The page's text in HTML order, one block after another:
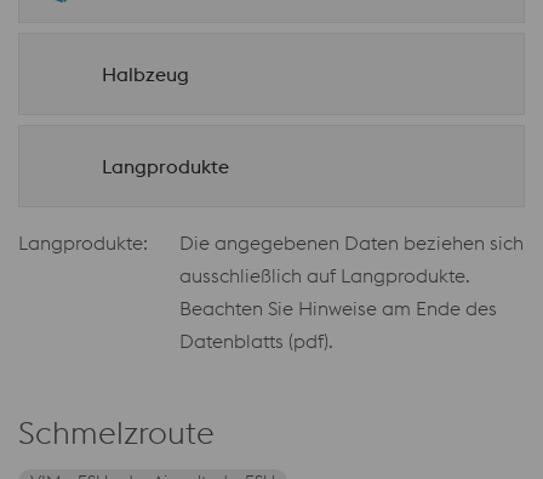
Halbzeug
Langprodukte
Langprodukte:
Die angegebenen Daten beziehen sich
ausschließlich auf Langprodukte.
Beachten Sie Hinweise am Ende des
Datenblatts (pdf).
Schmelzroute